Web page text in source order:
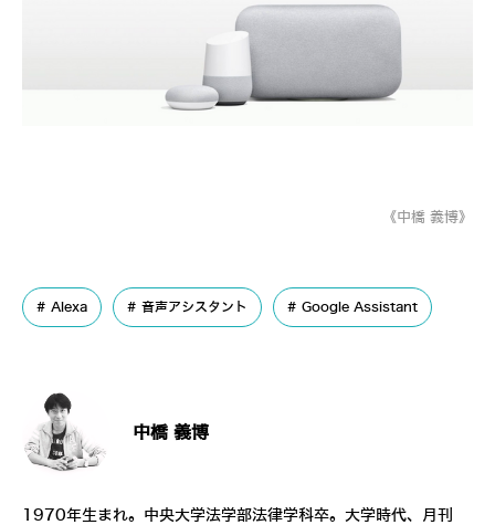
《中橋 義博》
Alexa 音声アシスタント Google Assistant
中橋 義博
1970年生まれ。中央大学法学部法律学科卒。大学時代、月刊